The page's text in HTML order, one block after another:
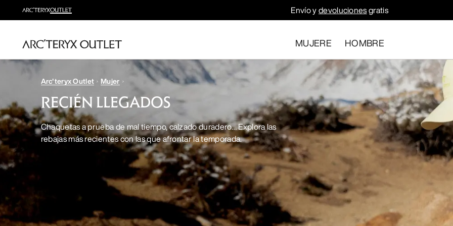
Envío ydevolucionesgratis
MUJERE HOMBRE
Arc'teryx Outlet Mujer
RECIÉN LLEGADOS
Chaquetas a prueba de mal tiempo, calzado duradero… Explora las
rebajas más recientes con las que afrontar la temporada.